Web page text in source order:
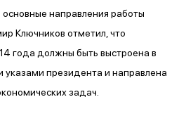
направления работы
Ключников отметил, что
года должны быть выстроена в
указами президента и направлена
задач.